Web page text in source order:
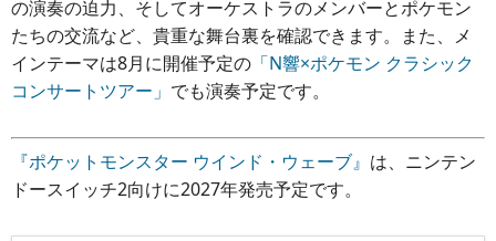
の演奏の迫力、そしてオーケストラのメンバーとポケモン
たちの交流など、貴重な舞台裏を確認できます。また、メ
インテーマは8月に開催予定の 「N響×ポケモン クラシック
コンサートツアー」 でも演奏予定です。
『ポケットモンスター ウインド・ウェーブ』 は、ニンテン
ドースイッチ2向けに2027年発売予定です。